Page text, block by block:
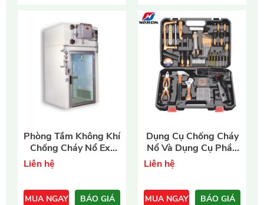
- Điện áp: 220~380VAC
- Vật liệu: Inox316/Panel
- Điều khiển: PLC/Vi xử lý
- Tích hợp khoá liên động
Phòng Tắm Không Khí
Chống Cháy Nổ Ex-
Liên hệ
MUA NGAY BÁO GIÁ
- Bộ khoá,
- Bộ lục giác,
- Bộ kiềm,
- Búa và Đục,
- ......,
Dụng Cụ Chống Cháy
Nổ Và Dụng Cụ Phần
Liên hệ
MUA NGAY BÁO GIÁ